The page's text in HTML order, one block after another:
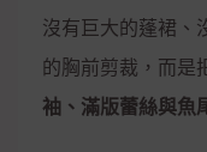
沒有巨大的蓬裙、
的胸前剪裁，而是
袖、滿版蕾絲與魚